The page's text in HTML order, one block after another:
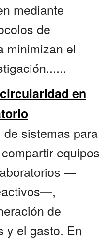
mediante
de
minimizan el
en
sistemas para
equipos
—
de
y el gasto. En